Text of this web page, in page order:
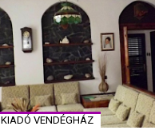
KIADÓ VENDÉGHÁZ